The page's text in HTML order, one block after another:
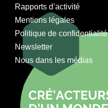
Rapports d’activité
Mentions légales
Politique de confidentialité
Newsletter
Nous dans les médias